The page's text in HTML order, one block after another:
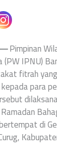
—Pimpinan
IPNU)
fitrah
para
di